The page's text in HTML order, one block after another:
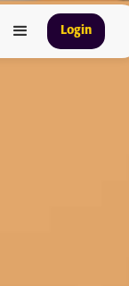
Login